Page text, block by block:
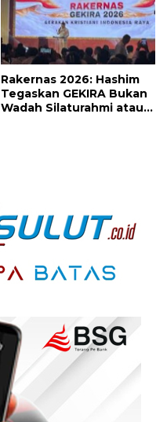
Rakernas 2026: Hashim
Tegaskan GEKIRA Bukan
Wadah Silaturahmi atau